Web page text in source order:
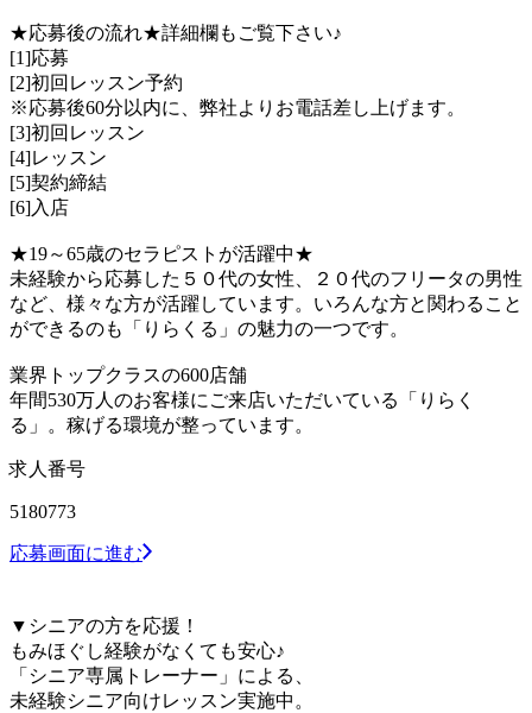
★応募後の流れ★詳細欄もご覧下さい♪
[1]応募
[2]初回レッスン予約
※応募後60分以内に、弊社よりお電話差し上げます。
[3]初回レッスン
[4]レッスン
[5]契約締結
[6]入店
★19～65歳のセラピストが活躍中★
未経験から応募した５０代の女性、２０代のフリータの男性
など、様々な方が活躍しています。いろんな方と関わること
ができるのも「りらくる」の魅力の一つです。
業界トップクラスの600店舗
年間530万人のお客様にご来店いただいている「りらく
る」。稼げる環境が整っています。
求人番号
5180773
応募画面に進む
▼シニアの方を応援！
もみほぐし経験がなくても安心♪
「シニア専属トレーナー」による、
未経験シニア向けレッスン実施中。